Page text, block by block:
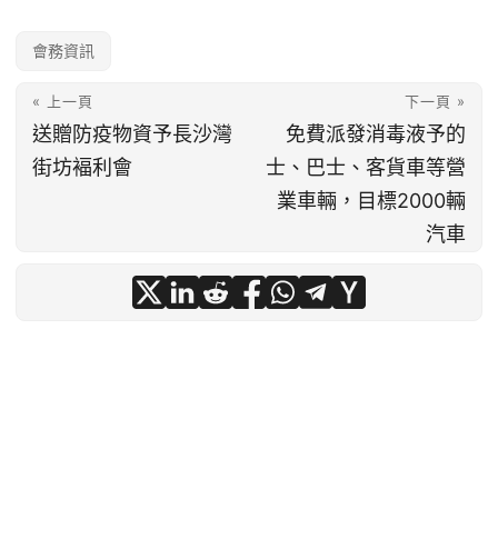
會務資訊
« 上一頁
送贈防疫物資予長沙灣
街坊褔利會
下一頁 »
免費派發消毒液予的
士、巴士、客貨車等營
業車輛，目標2000輛
汽車